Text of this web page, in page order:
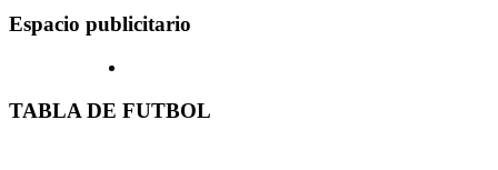
Espacio publicitario
TABLA DE FUTBOL